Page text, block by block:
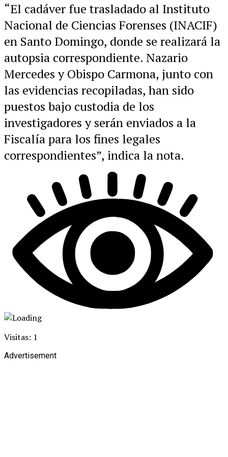
“El cadáver fue trasladado al Instituto
Nacional de Ciencias Forenses (INACIF)
en Santo Domingo, donde se realizará la
autopsia correspondiente. Nazario
Mercedes y Obispo Carmona, junto con
las evidencias recopiladas, han sido
puestos bajo custodia de los
investigadores y serán enviados a la
Fiscalía para los fines legales
correspondientes”, indica la nota.
Visitas: 1
Advertisement